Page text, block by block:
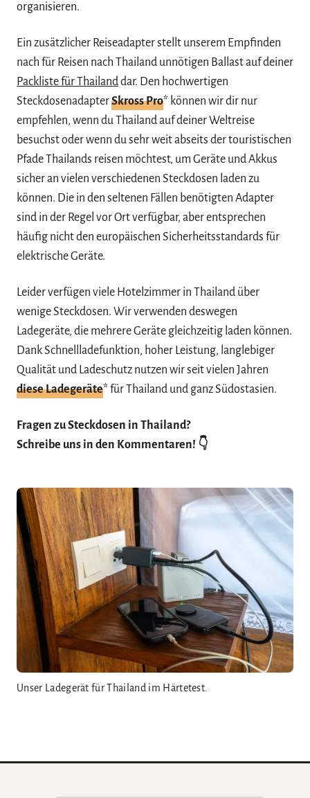
organisieren.
Ein zusätzlicher Reiseadapter stellt unserem Empfinden
nach für Reisen nach Thailand unnötigen Ballast auf deiner
Packliste für Thailanddar. Den hochwertigen
SteckdosenadapterSkross Pro* können wir dir nur
empfehlen, wenn du Thailand auf deiner Weltreise
besuchst oder wenn du sehr weit abseits der touristischen
Pfade Thailands reisen möchtest, um Geräte und Akkus
sicher an vielen verschiedenen Steckdosen laden zu
können. Die in den seltenen Fällen benötigten Adapter
sind in der Regel vor Ort verfügbar, aber entsprechen
häufig nicht den europäischen Sicherheitsstandards für
elektrische Geräte.
Leider verfügen viele Hotelzimmer in Thailand über
wenige Steckdosen. Wir verwenden deswegen
Ladegeräte, die mehrere Geräte gleichzeitig laden können.
Dank Schnellladefunktion, hoher Leistung, langlebiger
Qualität und Ladeschutz nutzen wir seit vielen Jahren
diese Ladegeräte* für Thailand und ganz Südostasien.
Fragen zu Steckdosen in Thailand?
Schreibe uns in den Kommentaren! 👇
Unser Ladegerät für Thailand im Härtetest.